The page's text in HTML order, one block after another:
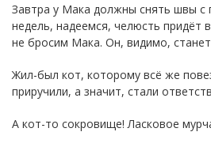
Завтра у Мака должны снять швы с
недель, надеемся, челюсть придёт
не бросим Мака. Он, видимо,
Жил-был кот, которому всё же
приручили, а значит, стали
А кот-то сокровище! Ласковое